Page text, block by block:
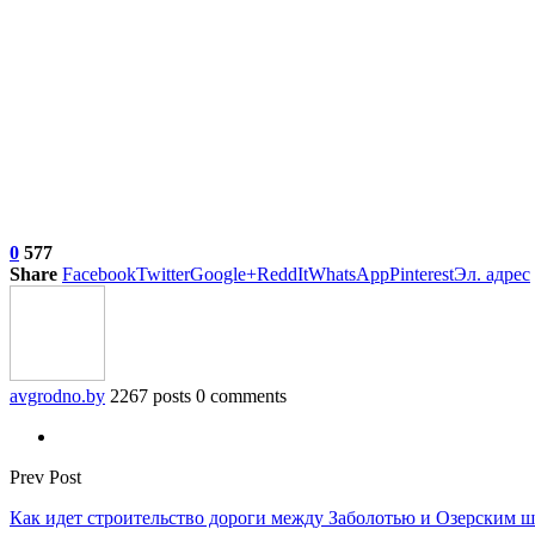
0 577
Share FacebookTwitterGoogle+ReddItWhatsAppPinterestЭл. адрес
avgrodno.by 2267 posts 0 comments
Prev Post
Как идет строительство дороги между Заболотью и Озерским